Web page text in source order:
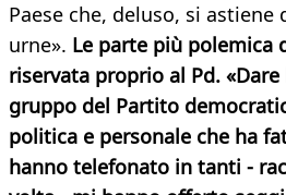
Paese che, deluso, si astiene
urne». Le parte più polemica
riservata proprio al Pd.
gruppo del Partito
politica e personale che ha
hanno telefonato in tanti -